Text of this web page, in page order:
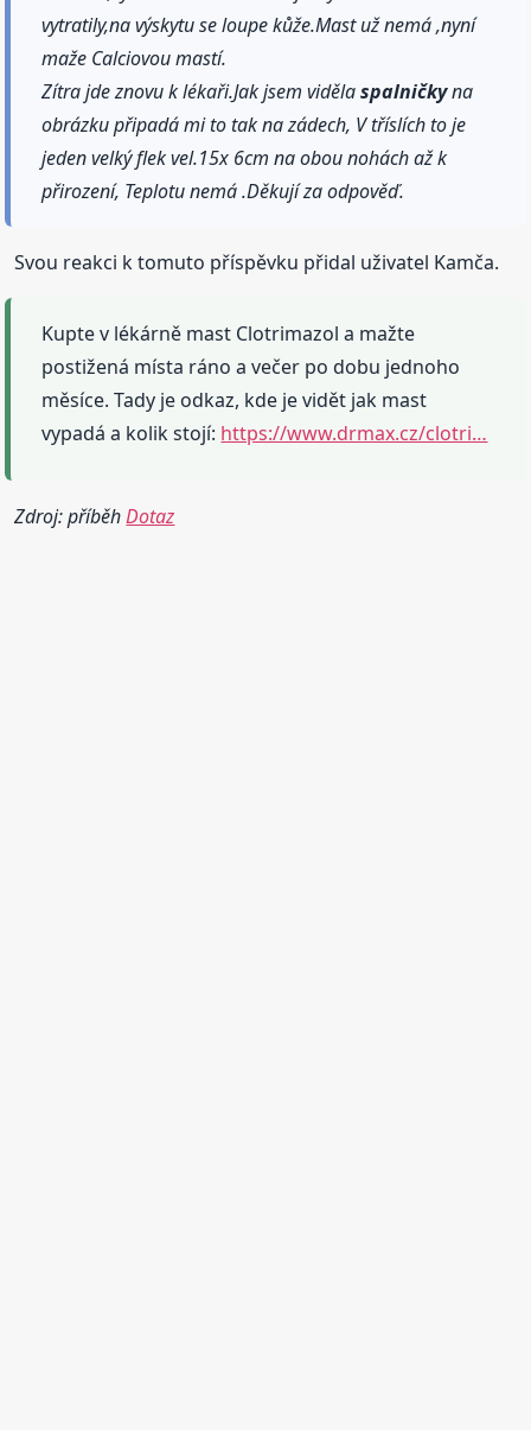
vytratily,na výskytu se loupe kůže.Mast už nemá ,nyní
maže Calciovou mastí.
Zítra jde znovu k lékaři.Jak jsem vidělaspalničkyna
obrázku připadá mi to tak na zádech, V tříslích to je
jeden velký flek vel.15x 6cm na obou nohách až k
přirození, Teplotu nemá .Děkují za odpověď.
Svou reakci k tomuto příspěvku přidal uživatel Kamča.
Kupte v lékárně mast Clotrimazol a mažte
postižená místa ráno a večer po dobu jednoho
měsíce. Tady je odkaz, kde je vidět jak mast
vypadá a kolik stojí: https://www.drmax.cz/clotri…
Zdroj: příběhDotaz